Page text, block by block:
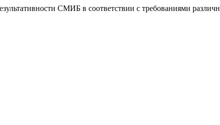
СМИБ в соответствии с требованиями